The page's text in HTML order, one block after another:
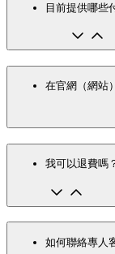
目前提供哪些
在官網（網站
我可以退費嗎
如何聯絡專人